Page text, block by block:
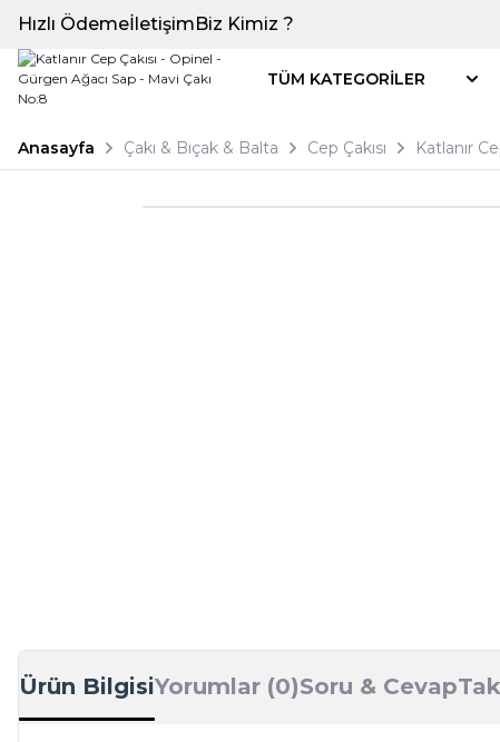
Hızlı ÖdemeİletişimBiz Kimiz ?
TÜM KATEGORİLER
Anasayfa Çakı & Bıçak & Balta Cep Çakısı Katlanır
Ürün BilgisiYorumlar (0)Soru & Cevap